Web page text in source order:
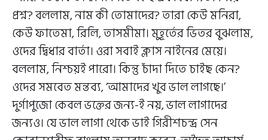
প্রশ্ন? বললাম, নাম কী তোমাদের? তারা কেউ মনিরা,
কেউ ফাতেমা, রিলি, তাসমীমা। মুহূর্তের ভিতর বুঝলাম,
ওদের দ্বিধার বার্তা। ওরা সবাই ক্লাস নাইনের মেয়ে।
বললাম, নিশ্চয়ই পারো। কিন্তু চাঁদা দিতে চাইছ কেন?
ওদের সমবেত মন্তব্য, ‘আমাদের খুব ভাল লাগছে।’
দুর্গাপুজো কেবল ভক্তের জন্য-ই নয়, ভাল লাগাদের
জন্যও। যে ভাল লাগা থেকে ভাই গিরীশচন্দ্র সেন